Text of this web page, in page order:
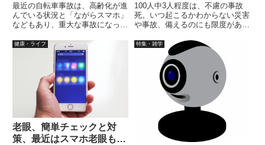
最近の自転車事故は、高齢化が進
んでいる状況と「ながらスマホ」
などもあり、重大な事故になって
和2年4月1日より、東京都で自転
車保険等の加入義務化の条例が施
工されました。自転車は、原動機
が付いていなくても軽車両です。
100人中3人程度は、不慮の事故
死。いつ起こるかわからない災害
や事故、備えるのにも限度があり
理。SNSアカウントや各種ポイ
ント、ネットバンクやネット上の
口座取引、IDやPASSをリスト化
（できれば紙ベース）を……
健康・ライフ
老眼、簡単チェックと対
策、最近はスマホ老眼も…
特集・雑学